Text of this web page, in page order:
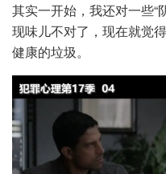
其实一开始，我还对一些“
现味儿不对了，现在就觉
健康的垃圾。